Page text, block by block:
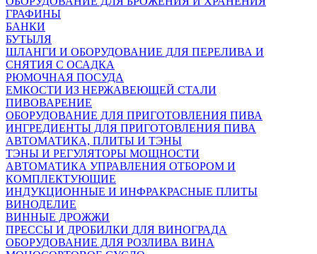
ГРАФИНЫ
БАНКИ
БУТЫЛЯ
ШЛАНГИ И ОБОРУДОВАНИЕ ДЛЯ ПЕРЕЛИВА И
СНЯТИЯ С ОСАДКА
РЮМОЧНАЯ ПОСУДА
ЕМКОСТИ ИЗ НЕРЖАВЕЮЩЕЙ СТАЛИ
ПИВОВАРЕНИЕ
ОБОРУДОВАНИЕ ДЛЯ ПРИГОТОВЛЕНИЯ ПИВА
ИНГPЕДИЕНТЫ ДЛЯ ПРИГОТОВЛЕНИЯ ПИВА
АВТОМАТИКА, ПЛИТЫ И ТЭНЫ
ТЭНЫ И РЕГУЛЯТОРЫ МОЩНОСТИ
АВТОМАТИКА УПРАВЛЕНИЯ ОТБОРОМ И
КОМПЛЕКТУЮЩИЕ
ИНДУКЦИОННЫЕ И ИНФРАКРАСНЫЕ ПЛИТЫ
ВИНОДЕЛИЕ
ВИННЫЕ ДРОЖЖИ
ПРЕССЫ И ДРОБИЛКИ ДЛЯ ВИНОГРАДА
ОБОРУДОВАНИЕ ДЛЯ РОЗЛИВА ВИНА